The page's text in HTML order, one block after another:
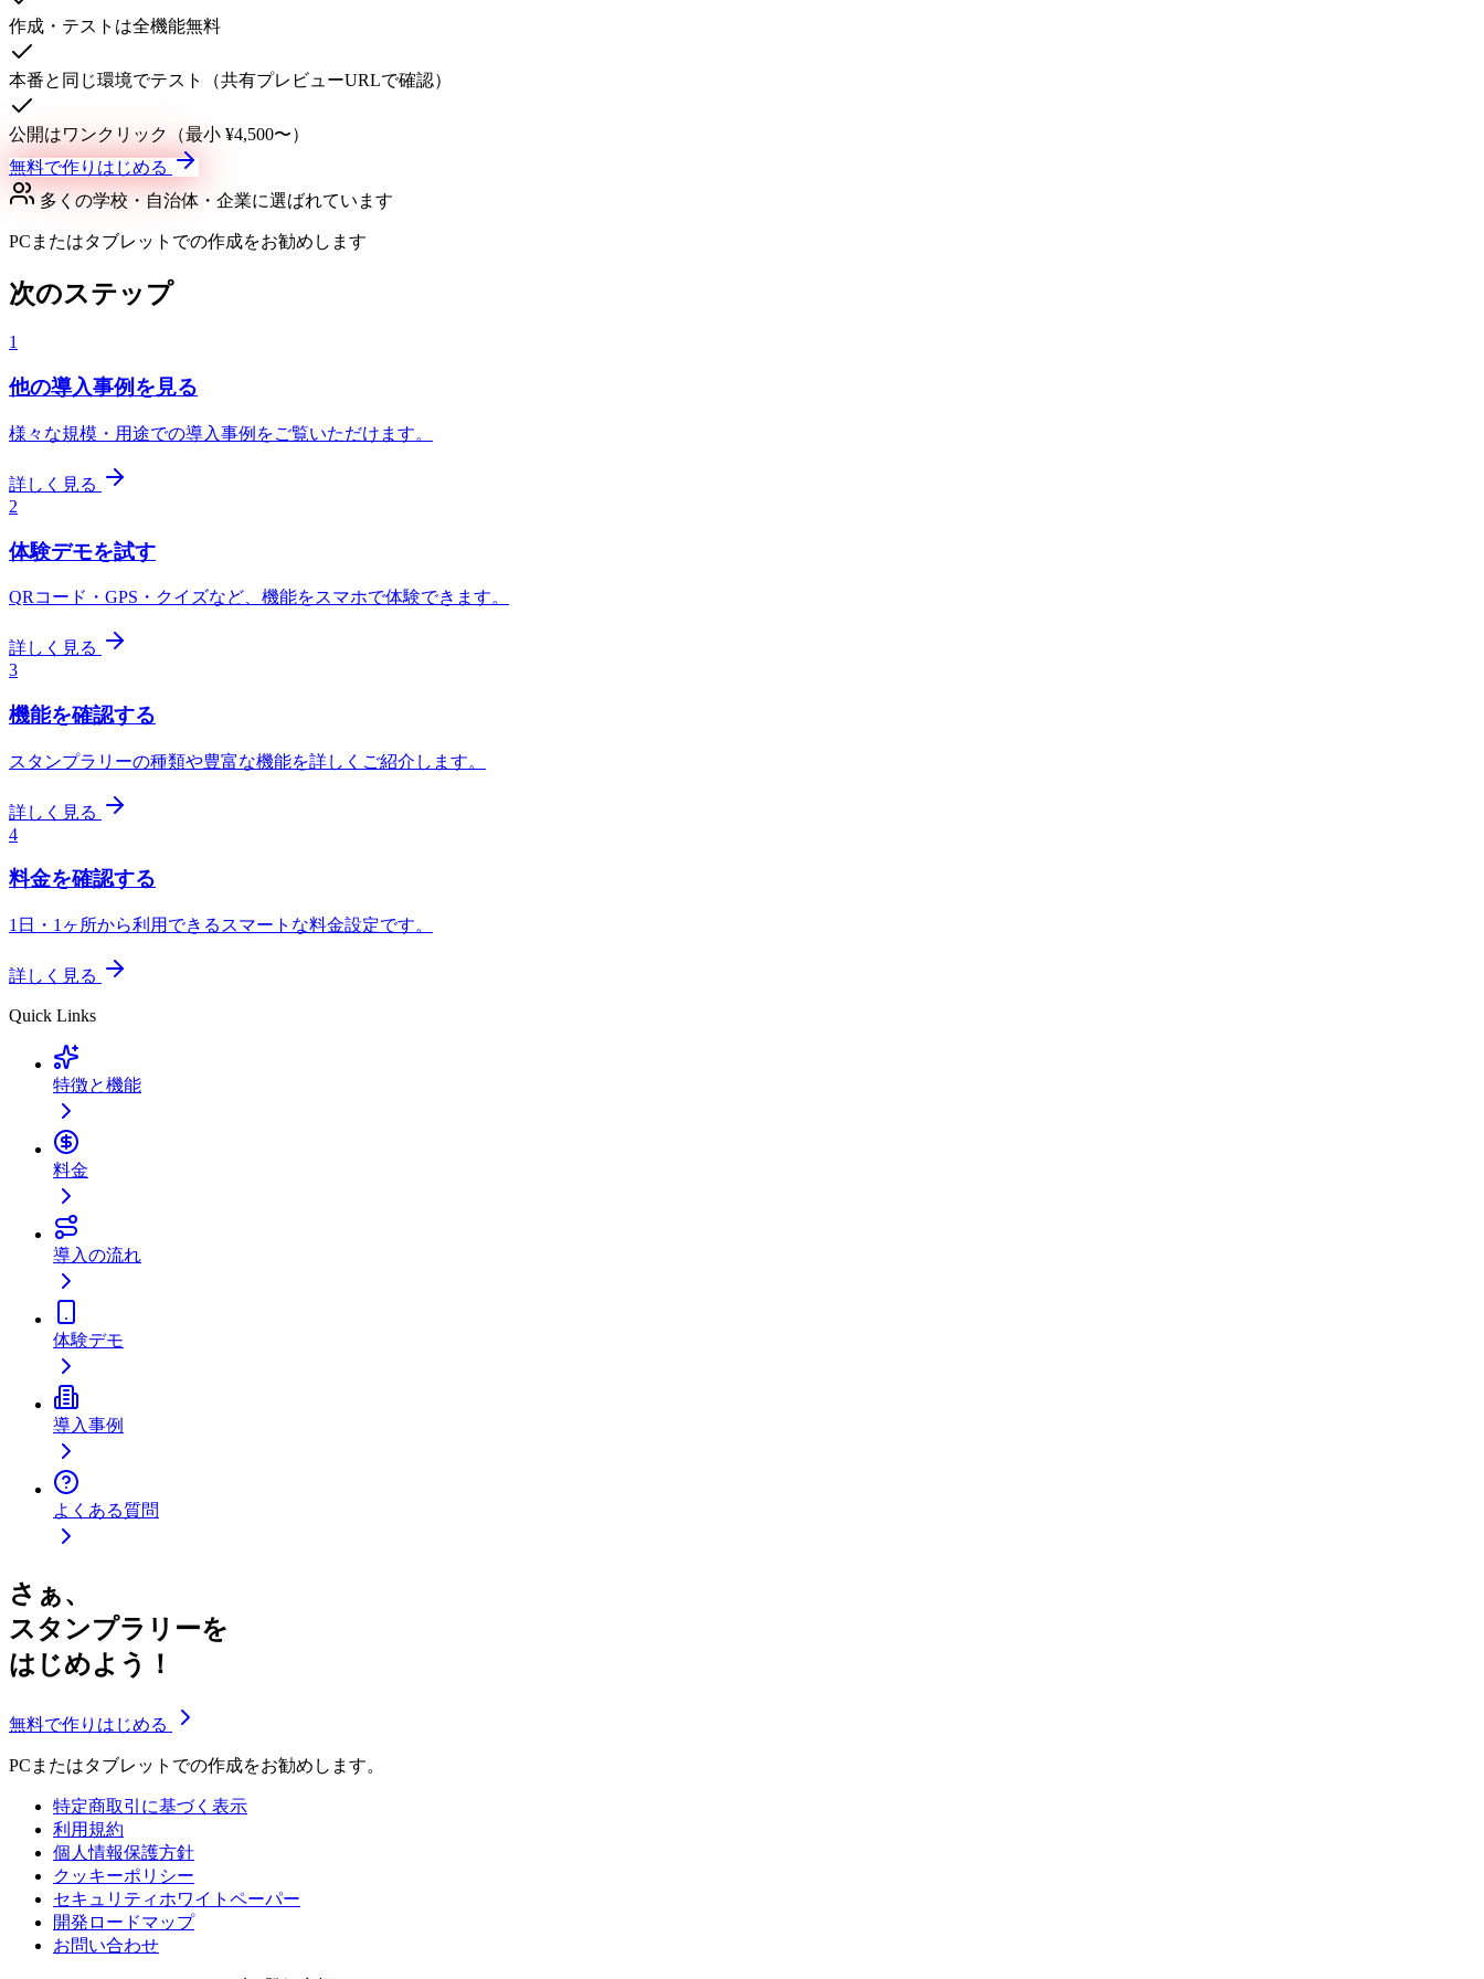
作成・テストは全機能無料
本番と同じ環境でテスト（共有プレビューURLで確認）
公開はワンクリック（最小 ¥4,500〜）
無料で作りはじめる
多くの学校・自治体・企業に選ばれています
PCまたはタブレットでの作成をお勧めします
次のステップ
1
他の導入事例を見る
様々な規模・用途での導入事例をご覧いただけます。
詳しく見る
2
体験デモを試す
QRコード・GPS・クイズなど、機能をスマホで体験できます。
詳しく見る
3
機能を確認する
スタンプラリーの種類や豊富な機能を詳しくご紹介します。
詳しく見る
4
料金を確認する
1日・1ヶ所から利用できるスマートな料金設定です。
詳しく見る
Quick Links
特徴と機能
料金
導入の流れ
体験デモ
導入事例
よくある質問
さぁ、
スタンプラリーを
はじめよう！
無料で作りはじめる
PCまたはタブレットでの作成をお勧めします。
特定商取引に基づく表示
利用規約
個人情報保護方針
クッキーポリシー
セキュリティホワイトペーパー
開発ロードマップ
お問い合わせ